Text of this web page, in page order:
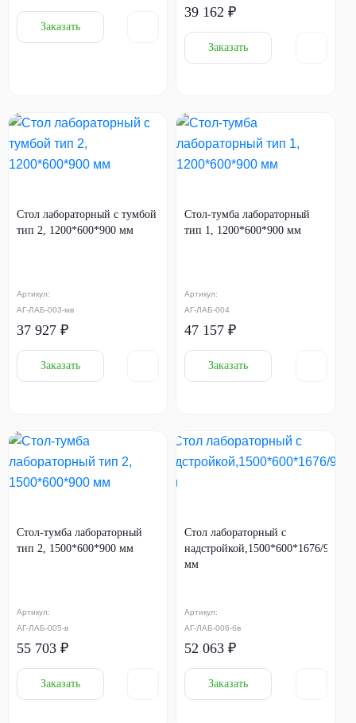
Заказать
39 162 ₽
Заказать
Артикул:
АГ-ЛАБ-003-мв
Стол лабораторный с тумбой
тип 2, 1200*600*900 мм
37 927 ₽
Заказать
Артикул:
АГ-ЛАБ-004
Стол-тумба лабораторный
тип 1, 1200*600*900 мм
47 157 ₽
Заказать
Артикул:
АГ-ЛАБ-005-в
Стол-тумба лабораторный
тип 2, 1500*600*900 мм
55 703 ₽
Заказать
Артикул:
АГ-ЛАБ-006-бв
Стол лабораторный с
надстройкой,1500*600*1676/900
мм
52 063 ₽
Заказать